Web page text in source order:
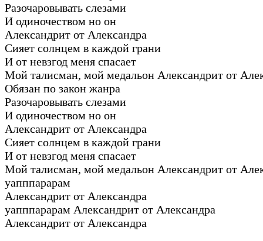
Разочаровывать слезами
И одиночеством но он
Александрит от Александра
Сияет солнцем в каждой грани
И от невзгод меня спасает
Мой талисман, мой медальон Александрит от
Обязан по закон жанра
Разочаровывать слезами
И одиночеством но он
Александрит от Александра
Сияет солнцем в каждой грани
И от невзгод меня спасает
Мой талисман, мой медальон Александрит от
уапппарарам
Александрит от Александра
уапппарарам Александрит от Александра
Александрит от Александра